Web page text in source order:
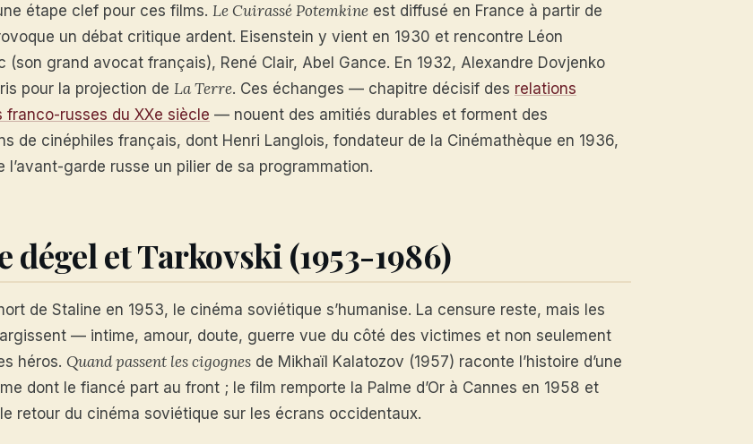
étape clef pour ces films. Le Cuirassé Potemkine est diffusé en France à partir de
un débat critique ardent. Eisenstein y vient en 1930 et rencontre Léon
(son grand avocat français), René Clair, Abel Gance. En 1932, Alexandre Dovjenko
pour la projection de La Terre. Ces échanges — chapitre décisif des relations
franco-russes du XXe siècle — nouent des amitiés durables et forment des
de cinéphiles français, dont Henri Langlois, fondateur de la Cinémathèque en 1936,
l’avant-garde russe un pilier de sa programmation.
dégel et Tarkovski (1953-1986)
de Staline en 1953, le cinéma soviétique s’humanise. La censure reste, mais les
— intime, amour, doute, guerre vue du côté des victimes et non seulement
héros. Quand passent les cigognes de Mikhaïl Kalatozov (1957) raconte l’histoire d’une
dont le fiancé part au front ; le film remporte la Palme d’Or à Cannes en 1958 et
retour du cinéma soviétique sur les écrans occidentaux.